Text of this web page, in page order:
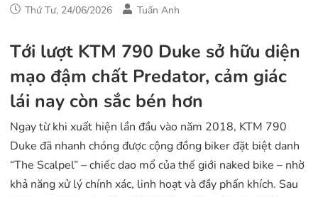
Thứ Tư, 24/06/2026 Tuấn Anh
Tới lượt KTM 790 Duke sở hữu diện
mạo đậm chất Predator, cảm giác
lái nay còn sắc bén hơn
Ngay từ khi xuất hiện lần đầu vào năm 2018, KTM 790
Duke đã nhanh chóng được cộng đồng biker đặt biệt danh
“The Scalpel” – chiếc dao mổ của thế giới naked bike – nhờ
khả năng xử lý chính xác, linh hoạt và đầy phấn khích. Sau